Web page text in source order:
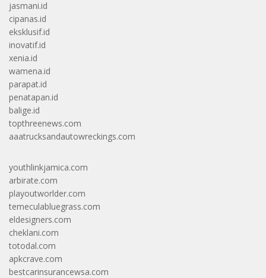
jasmani.id
cipanas.id
eksklusif.id
inovatif.id
xenia.id
wamena.id
parapat.id
penatapan.id
balige.id
topthreenews.com
aaatrucksandautowreckings.com
youthlinkjamica.com
arbirate.com
playoutworlder.com
temeculabluegrass.com
eldesigners.com
cheklani.com
totodal.com
apkcrave.com
bestcarinsurancewsa.com